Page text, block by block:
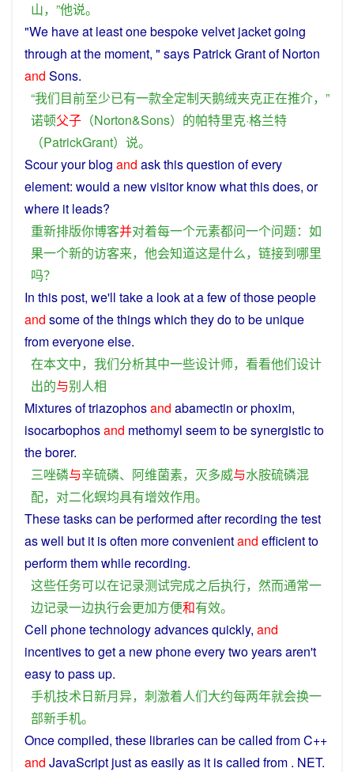
山，”他说。
"We haveat leastonebespokevelvet jacketgoing
through at the moment, " says Patrick Grantof Norton
and Sons.
“我们目前至少已有一款全定制天鹅绒夹克正在推介，”
诺顿父子 （Norton&Sons） 的帕特里克·格兰特
（PatrickGrant） 说。
Scouryourblog and askthisquestion ofevery
element: would a newvisitor knowwhatthis does, or
where it leads?
重新排版你博客并对着每一个元素都问一个问题： 如
果一个新的访客来， 他会知道这是什么， 链接到哪里
吗？
In thispost, we'll takea look at afewofthosepeople
and someof the thingswhich theydo to be unique
from everyoneelse.
在本文中， 我们分析其中一些设计师， 看看他们设计
出的与别人相
Mixturesoftriazophosand abamectin orphoxim,
isocarbophosand methomyl seemtobesynergisticto
theborer.
三唑磷与辛硫磷、 阿维菌素， 灭多威与水胺硫磷混
配， 对二化螟均具有增效作用。
Thesetaskscan be performed afterrecording thetest
as well but it is often moreconvenientand efficientto
performthem while recording.
这些任务可以在记录测试完成之后执行， 然而通常一
边记录一边执行会更加方便和有效。
Cell phonetechnologyadvancesquickly, and
incentivesto geta newphoneeverytwoyearsaren't
easy to pass up.
手机技术日新月异， 刺激着人们大约每两年就会换一
部新手机。
Oncecompiled, these librariescan becalled fromC++
and JavaScript justaseasilyas it is called from . NET.